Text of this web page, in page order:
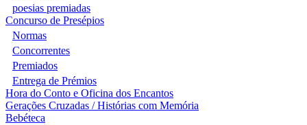
poesias premiadas
Concurso de Presépios
Normas
Concorrentes
Premiados
Entrega de Prémios
Hora do Conto e Oficina dos Encantos
Gerações Cruzadas / Histórias com Memória
Bebéteca